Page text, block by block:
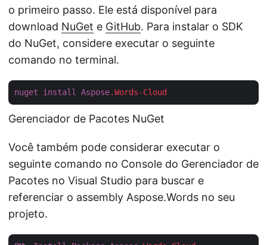
o primeiro passo. Ele está disponível para
download NuGet e GitHub. Para instalar o SDK
do NuGet, considere executar o seguinte
comando no terminal.
nuget install Aspose.Words-Cloud
Gerenciador de Pacotes NuGet
Você também pode considerar executar o
seguinte comando no Console do Gerenciador de
Pacotes no Visual Studio para buscar e
referenciar o assembly Aspose.Words no seu
projeto.